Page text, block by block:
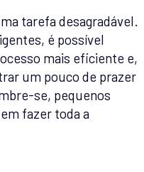
tarefa desagradável.
é possível
mais eficiente e,
um pouco de prazer
se, pequenos
fazer toda a